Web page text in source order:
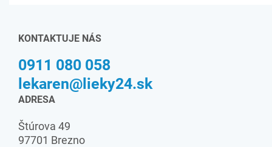
KONTAKTUJE NÁS
0911 080 058
lekaren@lieky24.sk
ADRESA
Štúrova 49
97701 Brezno